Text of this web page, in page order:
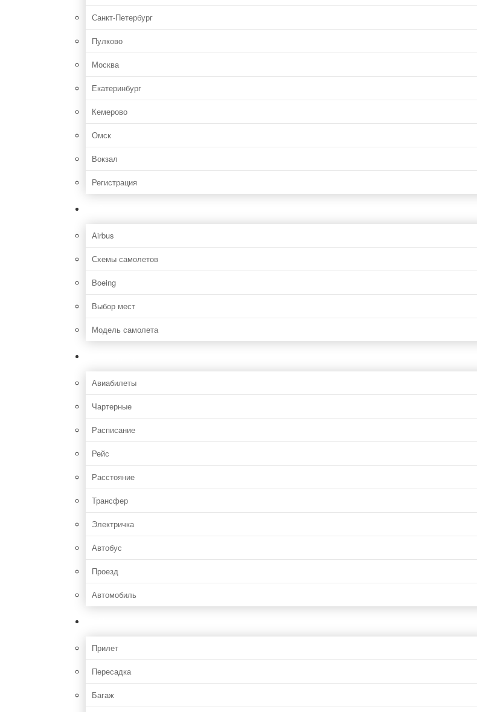
Санкт-Петербург
Пулково
Москва
Екатеринбург
Кемерово
Омск
Вокзал
Регистрация
Airbus
Схемы самолетов
Boeing
Выбор мест
Модель самолета
Авиабилеты
Чартерные
Расписание
Рейс
Расстояние
Трансфер
Электричка
Автобус
Проезд
Автомобиль
Прилет
Пересадка
Багаж